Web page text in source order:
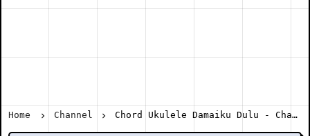
Home Channel Chord Ukulele Damaiku Dulu - Channel